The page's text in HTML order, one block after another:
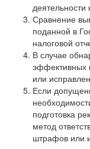
Сравнение
поданной в
налоговой
В случае
эффективных
или
Если
подготовка
метод
штрафов или